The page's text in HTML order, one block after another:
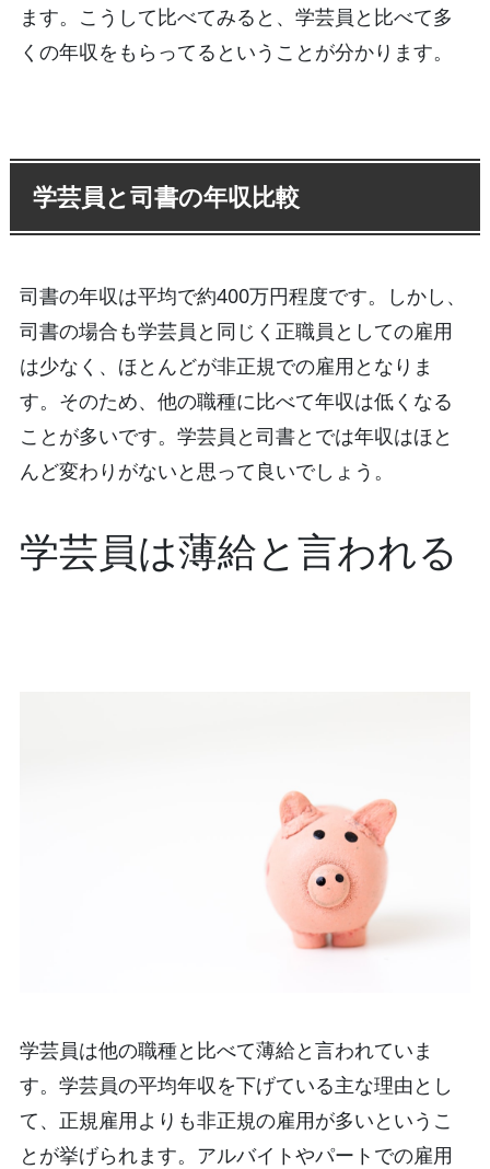
ます。こうして比べてみると、学芸員と比べて多
くの年収をもらってるということが分かります。
学芸員と司書の年収比較
司書の年収は平均で約400万円程度です。しかし、
司書の場合も学芸員と同じく正職員としての雇用
は少なく、ほとんどが非正規での雇用となりま
す。そのため、他の職種に比べて年収は低くなる
ことが多いです。学芸員と司書とでは年収はほと
んど変わりがないと思って良いでしょう。
学芸員は薄給と言われる
学芸員は他の職種と比べて薄給と言われていま
す。学芸員の平均年収を下げている主な理由とし
て、正規雇用よりも非正規の雇用が多いというこ
とが挙げられます。アルバイトやパートでの雇用